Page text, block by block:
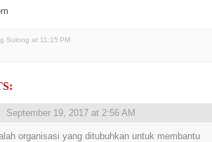
Sulong at 11:15 PM
September 19, 2017 at 2:56 AM
organisasi yang ditubuhkan untuk membantu